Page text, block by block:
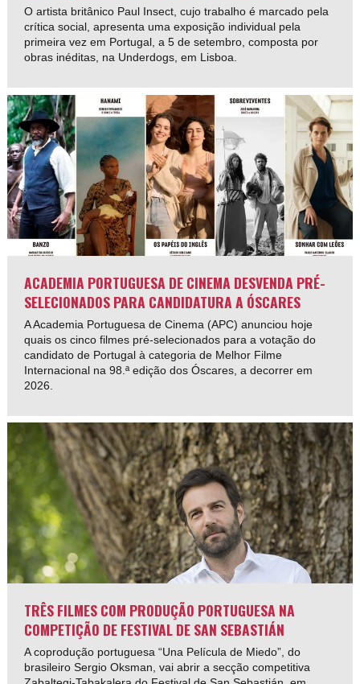
O artista britânico Paul Insect, cujo trabalho é marcado pela
crítica social, apresenta uma exposição individual pela
primeira vez em Portugal, a 5 de setembro, composta por
obras inéditas, na Underdogs, em Lisboa.
ACADEMIA PORTUGUESA DE CINEMA DESVENDA PRÉ-
SELECIONADOS PARA CANDIDATURA A ÓSCARES
A Academia Portuguesa de Cinema (APC) anunciou hoje
quais os cinco filmes pré-selecionados para a votação do
candidato de Portugal à categoria de Melhor Filme
Internacional na 98.ª edição dos Óscares, a decorrer em
2026.
TRÊS FILMES COM PRODUÇÃO PORTUGUESA NA
COMPETIÇÃO DE FESTIVAL DE SAN SEBASTIÁN
A coprodução portuguesa “Una Película de Miedo”, do
brasileiro Sergio Oksman, vai abrir a secção competitiva